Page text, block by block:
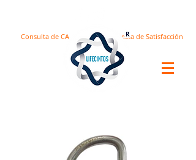
Encuesta de Satisfacción
Consulta de CA